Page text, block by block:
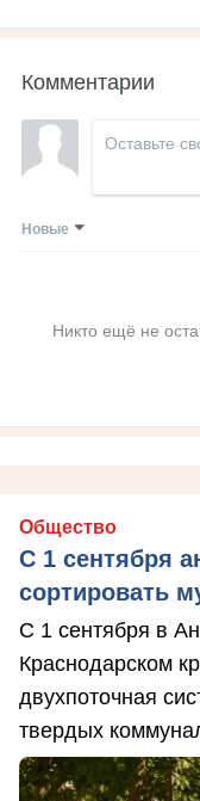
Комментарии
Новые
Никто ещё не
Общество
С 1 сентября
сортировать
С 1 сентября в
Краснодарском
двухпоточная
твердых